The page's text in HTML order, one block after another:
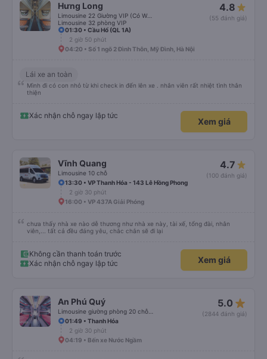
Hưng Long
Limousine 32 phòng VIP
4.8
(55 đánh giá)
01:30 • Cầu Hổ (QL 1A)
2 giờ 50 phút
04:20 • Số 1 ngõ 2 Đình Thôn, Mỹ Đình, Hà Nội
Lái xe an toàn
Mình đi có con nhỏ từ khi check in đến lên xe . nhân viên rất nhiệt tình thân
thiện
Xác nhận chỗ ngay lập tức
Xem giá
Vĩnh Quang
Limousine 10 chỗ
4.7
(100 đánh giá)
13:30 • VP Thanh Hóa - 143 Lê Hồng Phong
2 giờ 30 phút
16:00 • VP 437A Giải Phóng
chưa thấy nhà xe nào dễ thương như nhà xe này, tài xế, tổng đài, nhân
viên,... tất cả đều đáng yêu, chắc chắn sẽ đi lại
Không cần thanh toán trước
Xác nhận chỗ ngay lập tức
Xem giá
An Phú Quý 5.0 star_rate
(2844 đánh giá)
01:49 • Thanh Hóa
2 giờ 30 phút
04:19 • Bến xe Nước Ngầm